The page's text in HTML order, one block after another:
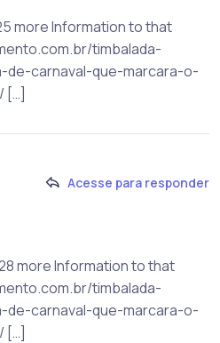
more Information to that
timbalada-
de-carnaval-que-marcara-o-
[…]
Acesse para responder
more Information to that
timbalada-
de-carnaval-que-marcara-o-
[…]